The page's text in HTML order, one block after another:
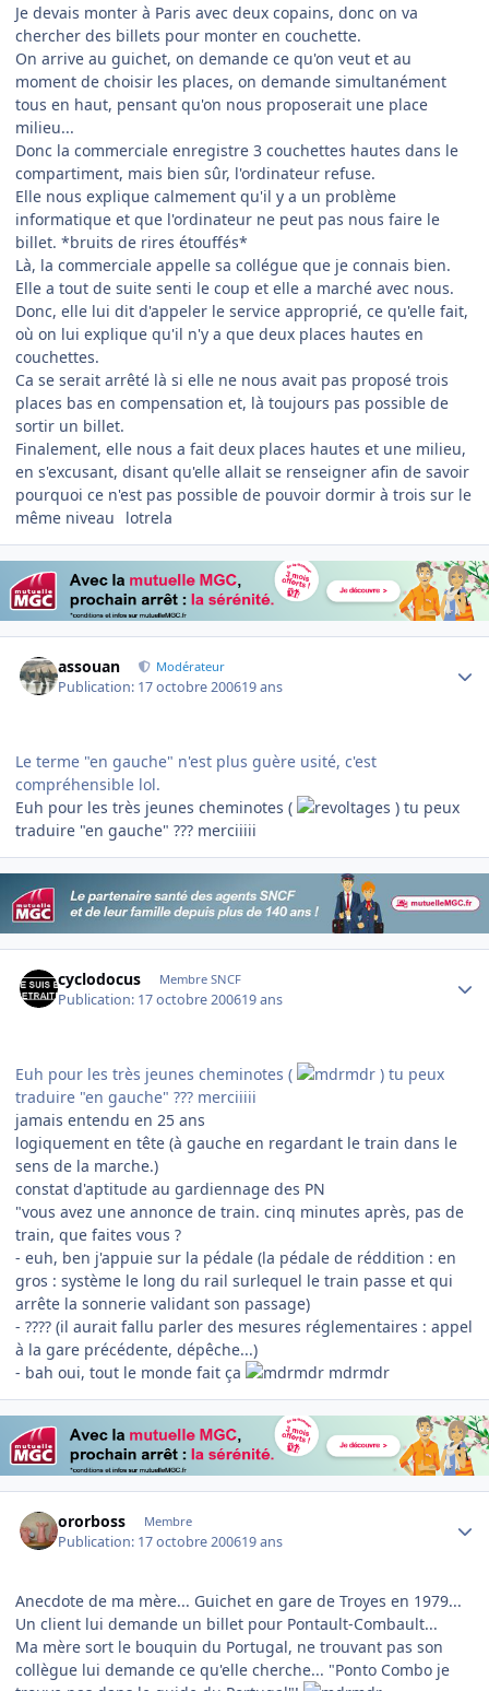
Je devais monter à Paris avec deux copains, donc on va
chercher des billets pour monter en couchette.
On arrive au guichet, on demande ce qu'on veut et au
moment de choisir les places, on demande simultanément
tous en haut, pensant qu'on nous proposerait une place
milieu...
Donc la commerciale enregistre 3 couchettes hautes dans le
compartiment, mais bien sûr, l'ordinateur refuse.
Elle nous explique calmement qu'il y a un problème
informatique et que l'ordinateur ne peut pas nous faire le
billet. *bruits de rires étouffés*
Là, la commerciale appelle sa collégue que je connais bien.
Elle a tout de suite senti le coup et elle a marché avec nous.
Donc, elle lui dit d'appeler le service approprié, ce qu'elle fait,
où on lui explique qu'il n'y a que deux places hautes en
couchettes.
Ca se serait arrêté là si elle ne nous avait pas proposé trois
places bas en compensation et, là toujours pas possible de
sortir un billet.
Finalement, elle nous a fait deux places hautes et une milieu,
en s'excusant, disant qu'elle allait se renseigner afin de savoir
pourquoi ce n'est pas possible de pouvoir dormir à trois sur le
même niveau
lotrela
assouan Modérateur
Publication: 17 octobre 200619 ans
Le terme "en gauche" n'est plus guère usité, c'est
compréhensible lol.
Euh pour les très jeunes cheminotes (
) tu peux
traduire "en gauche" ??? merciiiii
cyclodocus Membre SNCF
Publication: 17 octobre 200619 ans
Euh pour les très jeunes cheminotes (
) tu peux
traduire "en gauche" ??? merciiiii
jamais entendu en 25 ans
logiquement en tête (à gauche en regardant le train dans le
sens de la marche.)
constat d'aptitude au gardiennage des PN
"vous avez une annonce de train. cinq minutes après, pas de
train, que faites vous ?
- euh, ben j'appuie sur la pédale (la pédale de réddition : en
gros : système le long du rail surlequel le train passe et qui
arrête la sonnerie validant son passage)
- ???? (il aurait fallu parler des mesures réglementaires : appel
à la gare précédente, dépêche...)
- bah oui, tout le monde fait ça
mdrmdr
ororboss Membre
Publication: 17 octobre 200619 ans
Anecdote de ma mère... Guichet en gare de Troyes en 1979...
Un client lui demande un billet pour Pontault-Combault...
Ma mère sort le bouquin du Portugal, ne trouvant pas son
collègue lui demande ce qu'elle cherche... "Ponto Combo je